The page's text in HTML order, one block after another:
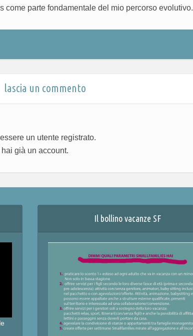
come parte fondamentale del mio percorso evolutivo.
lascia un commento
un utente registrato.
hai già un account.
Il bollino vacanze SF